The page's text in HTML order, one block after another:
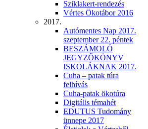
Sziklakert-rendezés
Vértes Ökotábor 2016
2017.
Autómentes Nap 2017.
szeptember 22. péntek
BESZÁMOLÓ
JEGYZŐKÖNYV
ISKOLÁKNAK 2017.
Cuha – patak túra
felhívás
Cuha-patak ökotúra
Digitális témahét
EDUTUS Tudomány
ünnepe 2017